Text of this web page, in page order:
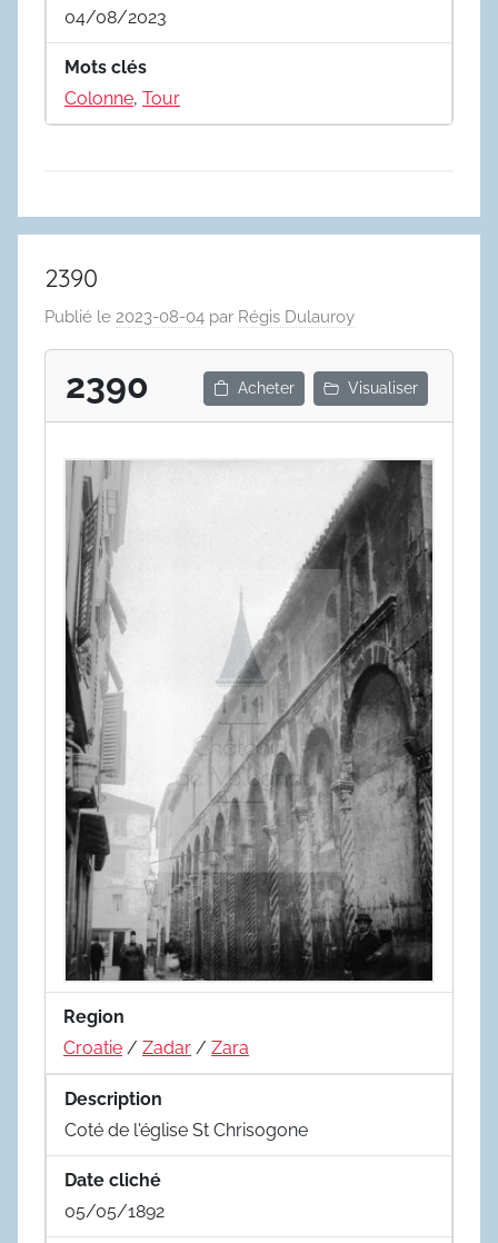
04/08/2023
Mots clés
Colonne, Tour
2390
Publié le 2023-08-04 par Régis Dulauroy
2390 Acheter Visualiser
Region
Croatie / Zadar / Zara
Description
Coté de l'église St Chrisogone
Date cliché
05/05/1892